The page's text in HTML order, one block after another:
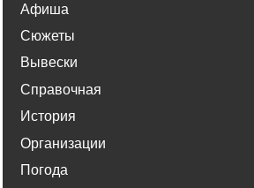
Афиша
Сюжеты
Вывески
Справочная
История
Организации
Погода